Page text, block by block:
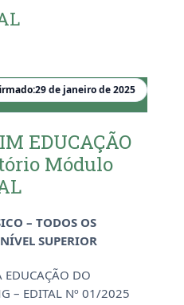
29 de janeiro de 2025
EDUCAÇÃO
Módulo
– TODOS OS
SUPERIOR
EDUCAÇÃO DO
– EDITAL Nº 01/2025